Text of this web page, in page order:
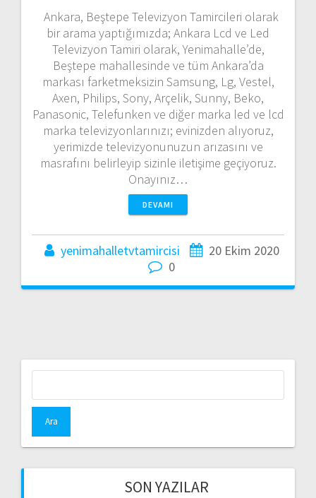
Ankara, Beştepe Televizyon Tamircileri olarak
bir arama yaptığımızda; Ankara Lcd ve Led
Televizyon Tamiri olarak, Yenimahalle’de,
Beştepe mahallesinde ve tüm Ankara’da
markası farketmeksizin Samsung, Lg, Vestel,
Axen, Philips, Sony, Arçelik, Sunny, Beko,
Panasonic, Telefunken ve diğer marka led ve lcd
marka televizyonlarınızı; evinizden alıyoruz,
yerimizde televizyonunuzun arızasını ve
masrafını belirleyip sizinle iletişime geçiyoruz.
Onayınız…
DEVAMI
yenimahalletvtamircisi
20 Ekim 2020
0
SON YAZILAR